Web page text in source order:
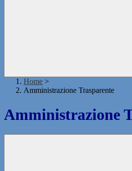
Home >
Amministrazione Trasparente
Amministrazione